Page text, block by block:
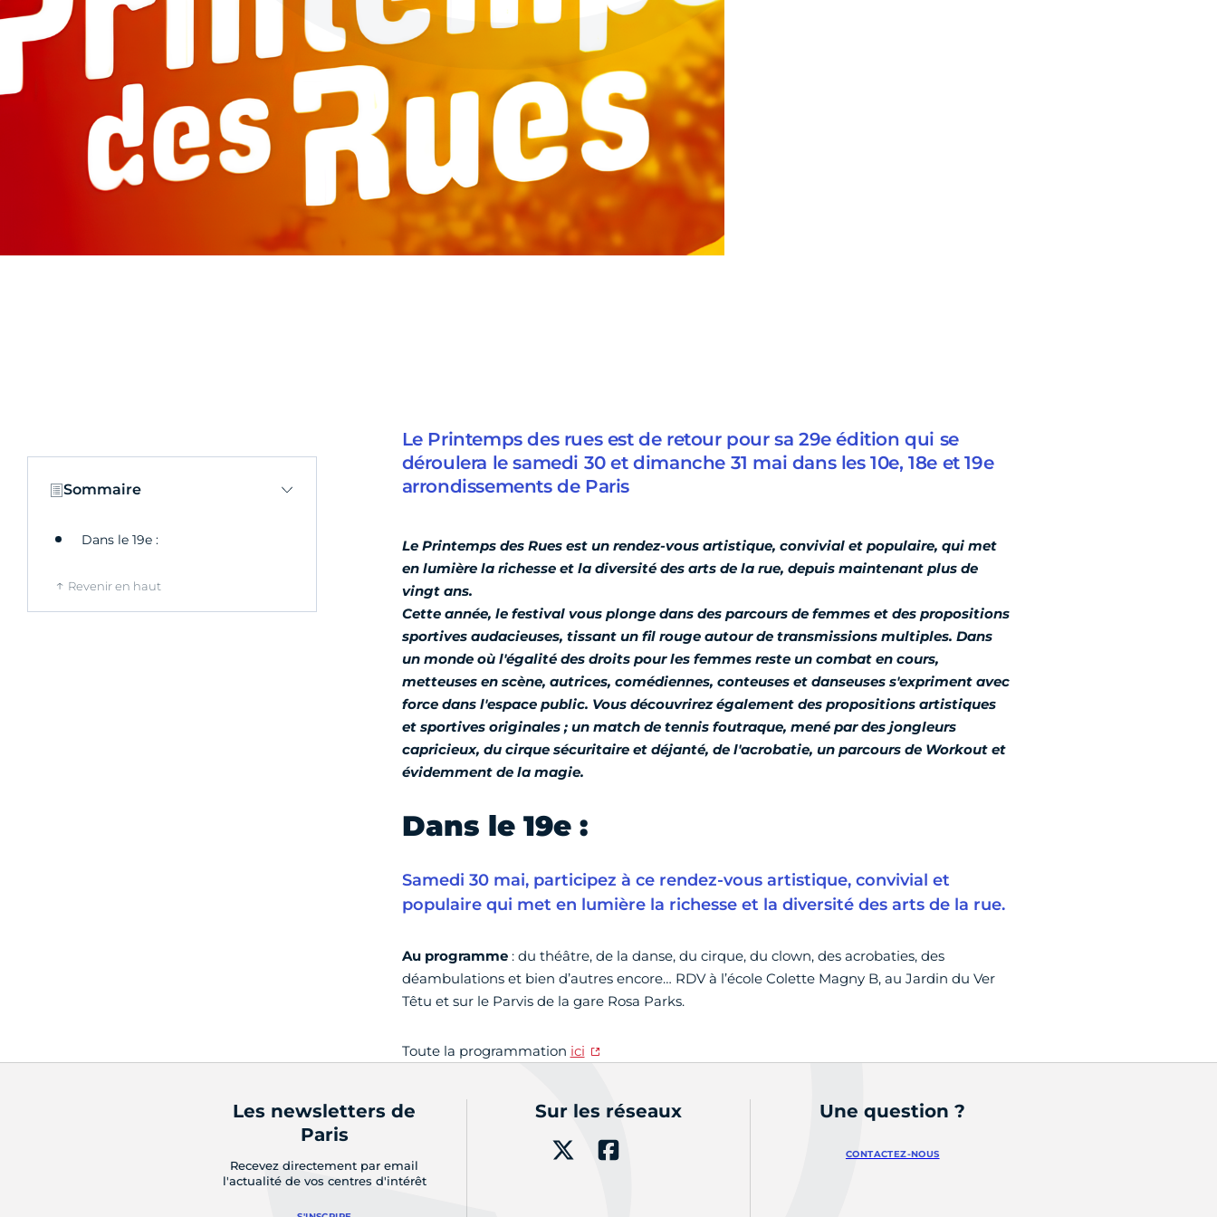
Sommaire
Dans le 19e :
Revenir en haut
Le Printemps des rues est de retour pour sa 29e édition qui se
déroulera le samedi 30 et dimanche 31 mai dans les 10e, 18e et 19e
arrondissements de Paris
Le Printemps des Rues est un rendez-vous artistique, convivial et populaire, qui met
en lumière la richesse et la diversité des arts de la rue, depuis maintenant plus de
vingt ans.
Cette année, le festival vous plonge dans des parcours de femmes et des propositions
sportives audacieuses, tissant un fil rouge autour de transmissions multiples. Dans
un monde où l'égalité des droits pour les femmes reste un combat en cours,
metteuses en scène, autrices, comédiennes, conteuses et danseuses s'expriment avec
force dans l'espace public. Vous découvrirez également des propositions artistiques
et sportives originales ; un match de tennis foutraque, mené par des jongleurs
capricieux, du cirque sécuritaire et déjanté, de l'acrobatie, un parcours de Workout et
évidemment de la magie.
Dans le 19e :
Samedi 30 mai, participez à ce rendez-vous artistique, convivial et
populaire qui met en lumière la richesse et la diversité des arts de la rue.
Au programme: du théâtre, de la danse, du cirque, du clown, des acrobaties, des
déambulations et bien d’autres encore… RDV à l’école Colette Magny B, au Jardin du Ver
Têtu et sur le Parvis de la gare Rosa Parks.
Toute la programmation ici
Les newsletters de
Paris
Recevez directement par email
l'actualité de vos centres d'intérêt
Sur les réseaux Une question ?
CONTACTEZ-NOUS